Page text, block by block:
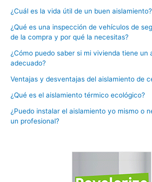
¿Cuál es la vida útil de un buen aislamiento?
¿Qué es una inspección de vehículos de
de la compra y por qué la necesitas?
¿Cómo puedo saber si mi vivienda tiene un
adecuado?
Ventajas y desventajas del aislamiento de
¿Qué es el aislamiento térmico ecológico?
¿Puedo instalar el aislamiento yo mismo o
un profesional?